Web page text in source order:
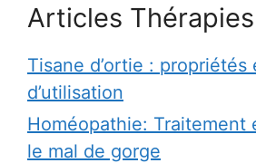
Articles
Tisane d’ortie : propriétés
d’utilisation
Homéopathie: Traitement
le mal de gorge